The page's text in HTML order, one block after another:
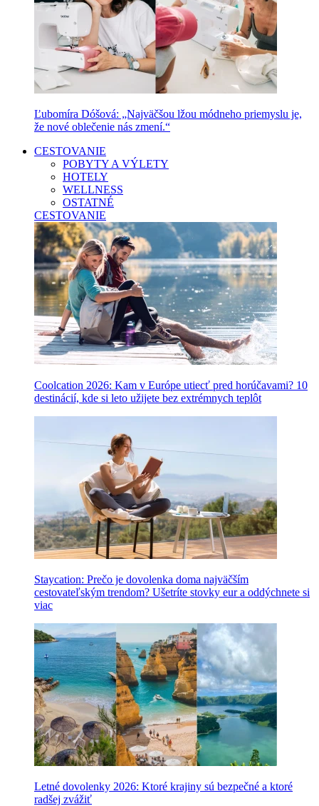
Ľubomíra Dóšová: „Najväčšou lžou módneho priemyslu je,
že nové oblečenie nás zmení.“
CESTOVANIE
POBYTY A VÝLETY
HOTELY
WELLNESS
OSTATNÉ
CESTOVANIE
Coolcation 2026: Kam v Európe utiecť pred horúčavami? 10
destinácií, kde si leto užijete bez extrémnych teplôt
Staycation: Prečo je dovolenka doma najväčším
cestovateľským trendom? Ušetríte stovky eur a oddýchnete si
viac
Letné dovolenky 2026: Ktoré krajiny sú bezpečné a ktoré
radšej zvážiť